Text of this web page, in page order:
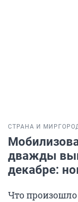
СТРАНА И МИР
дважды
декабре:
Что произошло